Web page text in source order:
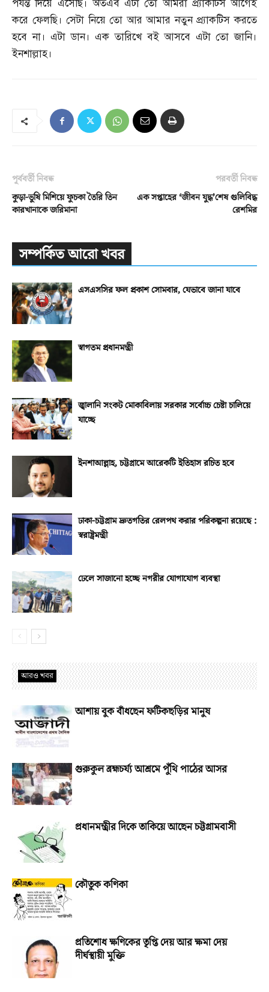
পর্যন্ত দিয়ে এসেছি। অতএব এটা তো আমরা প্র্যাকটিস আগেই
করে ফেলছি। সেটা নিয়ে তো আর আমার নতুন প্র্যাকটিস করতে
হবে না। এটা ডান। এক তারিখে বই আসবে এটা তো জানি।
ইনশাল্লাহ।
পূর্ববর্তী নিবন্ধ
কুড়া-ভুষি মিশিয়ে ফুচকা তৈরি তিন
কারখানাকে জরিমানা
পরবর্তী নিবন্ধ
এক সপ্তাহের ‘জীবন যুদ্ধ’শেষ গুলিবিদ্ধ
রেশমির
সম্পর্কিত আরো খবর
এসএসসির ফল প্রকাশ সোমবার, যেভাবে জানা যাবে
স্বাগতম প্রধানমন্ত্রী
জ্বালানি সংকট মোকাবিলায় সরকার সর্বোচ্চ চেষ্টা চালিয়ে
যাচ্ছে
ইনশাআল্লাহ, চট্টগ্রামে আরেকটি ইতিহাস রচিত হবে
ঢাকা-চট্টগ্রাম দ্রুতগতির রেলপথ করার পরিকল্পনা রয়েছে :
স্বরাষ্ট্রমন্ত্রী
ঢেলে সাজানো হচ্ছে নগরীর যোগাযোগ ব্যবস্থা
আরও খবর
আশায় বুক বাঁধছেন ফটিকছড়ির মানুষ
গুরুকুল ব্রহ্মচর্য্য আশ্রমে পুঁথি পাঠের আসর
প্রধানমন্ত্রীর দিকে তাকিয়ে আছেন চট্টগ্রামবাসী
কৌতুক কণিকা
প্রতিশোধ ক্ষণিকের তৃপ্তি দেয় আর ক্ষমা দেয়
দীর্ঘস্থায়ী মুক্তি